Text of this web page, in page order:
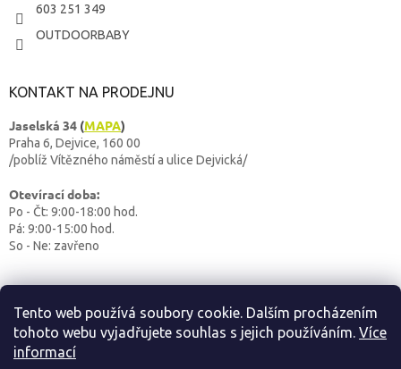
Tento web používá soubory cookie. Dalším procházením
tohoto webu vyjadřujete souhlas s jejich používáním. Více
informací
603 251 349
OUTDOORBABY
KONTAKT NA PRODEJNU
Jaselská 34 (MAPA)
Praha 6, Dejvice, 160 00
/poblíž Vítězného náměstí a ulice Dejvická/
Otevírací doba:
Po - Čt: 9:00-18:00 hod.
Pá: 9:00-15:00 hod.
So - Ne: zavřeno